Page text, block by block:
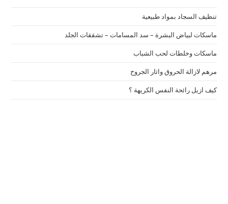
تنظيف السجاد بمواد طبيعية
ماسكات لبياض البشرة – سد المسامات – تشققات الجلد
ماسكات وخلطات لحب الشباب
مرهم لازالة الحروق واثار الجروح
كيف ازيل رائحة النفس الكريهة ؟